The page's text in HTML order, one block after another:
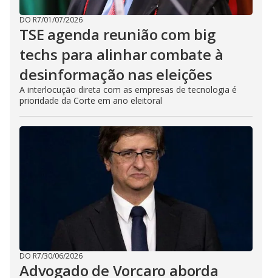
DO R7/01/07/2026
TSE agenda reunião com big
techs para alinhar combate à
desinformação nas eleições
A interlocução direta com as empresas de tecnologia é
prioridade da Corte em ano eleitoral
DO R7/30/06/2026
Advogado de Vorcaro aborda